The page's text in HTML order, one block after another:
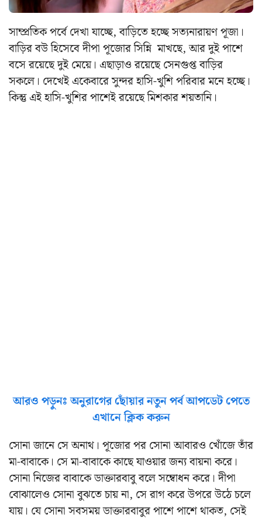
সাম্প্রতিক পর্বে দেখা যাচ্ছে, বাড়িতে হচ্ছে সত্যনারায়ণ পূজা।
বাড়ির বউ হিসেবে দীপা পূজোর সিন্নি মাখছে, আর দুই পাশে
বসে রয়েছে দুই মেয়ে। এছাড়াও রয়েছে সেনগুপ্ত বাড়ির
সকলে। দেখেই একেবারে সুন্দর হাসি-খুশি পরিবার মনে হচ্ছে।
কিন্তু এই হাসি-খুশির পাশেই রয়েছে মিশকার শয়তানি।
আরও পড়ুনঃ অনুরাগের ছোঁয়ার নতুন পর্ব আপডেট পেতে
এখানে ক্লিক করুন
সোনা জানে সে অনাথ। পূজোর পর সোনা আবারও খোঁজে তাঁর
মা-বাবাকে। সে মা-বাবাকে কাছে যাওয়ার জন্য বায়না করে।
সোনা নিজের বাবাকে ডাক্তারবাবু বলে সম্বোধন করে। দীপা
বোঝালেও সোনা বুঝতে চায় না, সে রাগ করে উপরে উঠে চলে
যায়। যে সোনা সবসময় ডাক্তারবাবুর পাশে পাশে থাকত, সেই